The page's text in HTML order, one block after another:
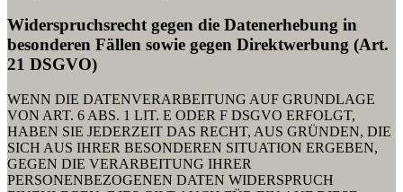
Widerspruchsrecht gegen die Datenerhebung in
besonderen Fällen sowie gegen Direktwerbung (Art.
21 DSGVO)
WENN DIE DATENVERARBEITUNG AUF GRUNDLAGE
VON ART. 6 ABS. 1 LIT. E ODER F DSGVO ERFOLGT,
HABEN SIE JEDERZEIT DAS RECHT, AUS GRÜNDEN, DIE
SICH AUS IHRER BESONDEREN SITUATION ERGEBEN,
GEGEN DIE VERARBEITUNG IHRER
PERSONENBEZOGENEN DATEN WIDERSPRUCH